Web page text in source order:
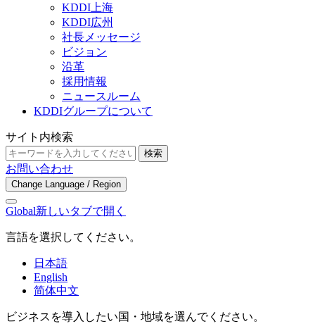
KDDI上海
KDDI広州
社長メッセージ
ビジョン
沿革
採用情報
ニュースルーム
KDDIグループについて
サイト内検索
検索
お問い合わせ
Change Language / Region
Global新しいタブで開く
言語を選択してください。
日本語
English
简体中文
ビジネスを導入したい国・地域を選んでください。